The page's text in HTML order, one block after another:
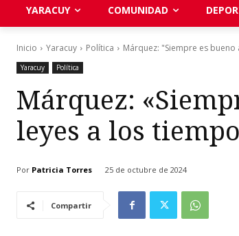
YARACUY COMUNIDAD
Inicio Yaracuy Política Márquez: "Siempre es
Yaracuy Política
Márquez:
leyes a los
Por Patricia Torres 25 de octubre de 2024
Compartir